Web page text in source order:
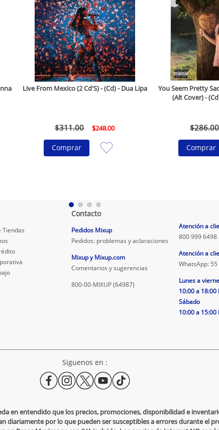
Live From Mexico (2 Cd'S) - (Cd) - Dua Lipa
$311.00 $248.00
Comprar
You Seem Pretty
(Alt Cover) -
$286.00
Comprar
Tiendas
Contacto
Pedidos Mixup
Pedidos: problemas y aclaraciones
Mixup y Mixup.com
Comentarios y sugerencias
800-00-MIXUP (64987)
Atención a
800 999 6498
Atención a
WhatsApp:
Lunes a
10:00 a 18:00
Sábado
10:00 a 15:00
Siguenos en :
en entendido que los precios, promociones, disponibilidad e
por lo que pueden ser susceptibles a errores durante el